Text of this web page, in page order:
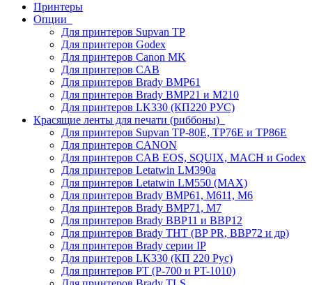
Принтеры
Опции
Для принтеров Supvan TP
Для принтеров Godex
Для принтеров Canon MK
Для принтеров CAB
Для принтеров Brady BMP61
Для принтеров Brady BMP21 и M210
Для принтеров LK330 (КП220 РУС)
Красящие ленты для печати (риббоны)
Для принтеров Supvan TP-80E, TP76E и TP86E
Для принтеров CANON
Для принтеров CAB EOS, SQUIX, MACH и Godex
Для принтеров Letatwin LM390a
Для принтеров Letatwin LM550 (MAX)
Для принтеров Brady BMP61, M611, M6
Для принтеров Brady BMP71, M7
Для принтеров Brady BBP11 и BBP12
Для принтеров Brady THT (BP PR, BBP72 и др)
Для принтеров Brady серии IP
Для принтеров LK330 (КП 220 Рус)
Для принтеров PT (P-700 и PT-1010)